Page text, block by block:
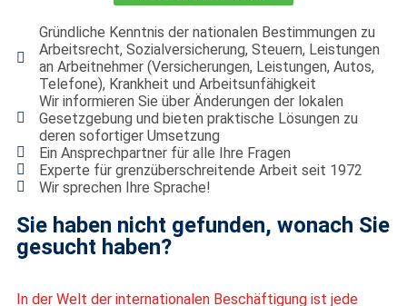
Gründliche Kenntnis der nationalen Bestimmungen zu
Arbeitsrecht, Sozialversicherung, Steuern, Leistungen
an Arbeitnehmer (Versicherungen, Leistungen, Autos,
Telefone), Krankheit und Arbeitsunfähigkeit
Wir informieren Sie über Änderungen der lokalen
Gesetzgebung und bieten praktische Lösungen zu
deren sofortiger Umsetzung
Ein Ansprechpartner für alle Ihre Fragen
Experte für grenzüberschreitende Arbeit seit 1972
Wir sprechen Ihre Sprache!
Sie haben nicht gefunden, wonach Sie
gesucht haben?
In der Welt der internationalen Beschäftigung ist jede